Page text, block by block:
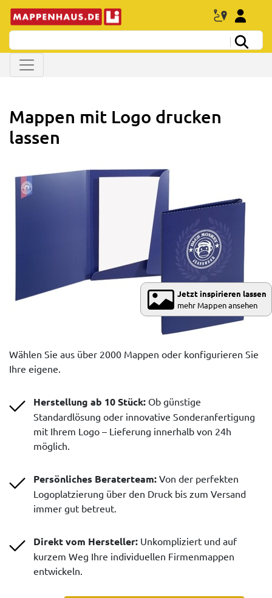
Mappen mit Logo drucken
lassen
Jetzt inspirieren lassen
mehr Mappen ansehen
Wählen Sie aus über 2000 Mappen oder konfigurieren Sie
Ihre eigene.
Herstellung ab 10 Stück: Ob günstige
Standardlösung oder innovative Sonderanfertigung
mit Ihrem Logo – Lieferung innerhalb von 24h
möglich.
Persönliches Beraterteam: Von der perfekten
Logoplatzierung über den Druck bis zum Versand
immer gut betreut.
Direkt vom Hersteller: Unkompliziert und auf
kurzem Weg Ihre individuellen Firmenmappen
entwickeln.